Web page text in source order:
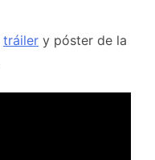
tráiler y póster de la